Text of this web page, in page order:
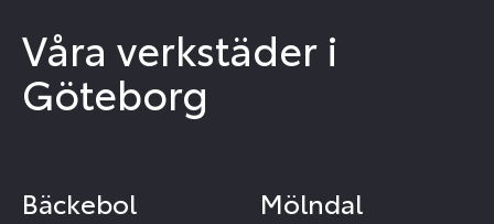
Våra verkstäder i
Göteborg
Bäckebol Mölndal